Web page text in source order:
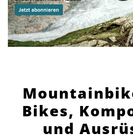
Bikes,
und